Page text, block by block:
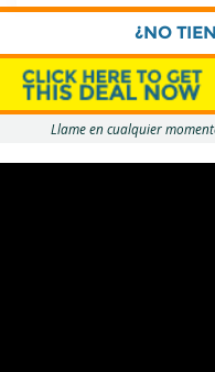
¿NO
Llame en cualquier